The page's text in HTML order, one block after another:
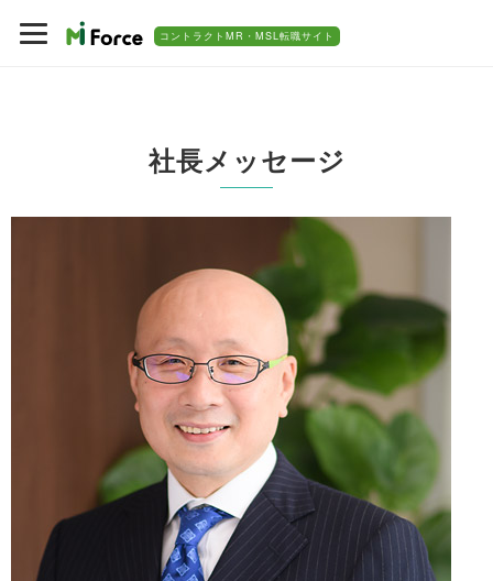
コントラクトMR・MSL転職サイト
社長メッセージ